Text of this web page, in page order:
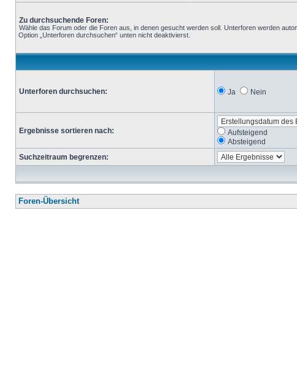
Zu durchsuchende Foren:
Wähle das Forum oder die Foren aus, in denen gesucht werden soll. Unterforen werden
Option „Unterforen durchsuchen“ unten nicht deaktivierst.
Unterforen durchsuchen: Ja Nein
Ergebnisse sortieren nach:
Aufsteigend
Absteigend
Suchzeitraum begrenzen:
Foren-Übersicht